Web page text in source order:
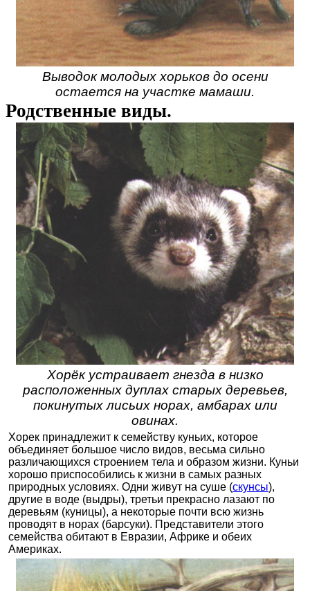
Выводок молодых хорьков до осени
остается на участке мамаши.
Родственные виды.
Хорёк устраивает гнезда в низко
расположенных дуплах старых деревьев,
покинутых лисьих норах, амбарах или
овинах.
Хорек принадлежит к семейству куньих, которое
объединяет большое число видов, весьма сильно
различающихся строением тела и образом жизни. Куньи
хорошо приспособились к жизни в самых разных
природных условиях. Одни живут на суше (скунсы),
другие в воде (выдры), третьи прекрасно лазают по
деревьям (куницы), а некоторые почти всю жизнь
проводят в норах (барсуки). Представители этого
семейства обитают в Евразии, Африке и обеих
Америках.